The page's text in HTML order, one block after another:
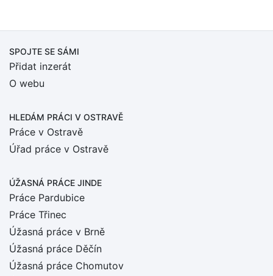
SPOJTE SE SÁMI
Přidat inzerát
O webu
HLEDÁM PRÁCI V OSTRAVĚ
Práce v Ostravě
Úřad práce v Ostravě
ÚŽASNÁ PRÁCE JINDE
Práce Pardubice
Práce Třinec
Úžasná práce v Brně
Úžasná práce Děčín
Úžasná práce Chomutov